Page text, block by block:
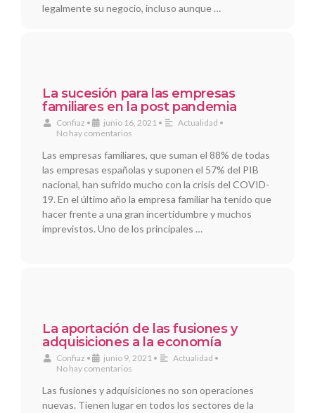
legalmente su negocio, incluso aunque …
La sucesión para las empresas
familiares en la post pandemia
Confiaz • junio 16, 2021 • Actualidad •
No hay comentarios
Las empresas familiares, que suman el 88% de todas
las empresas españolas y suponen el 57% del PIB
nacional, han sufrido mucho con la crisis del COVID-
19. En el último año la empresa familiar ha tenido que
hacer frente a una gran incertidumbre y muchos
imprevistos. Uno de los principales …
La aportación de las fusiones y
adquisiciones a la economía
Confiaz • junio 9, 2021 • Actualidad •
No hay comentarios
Las fusiones y adquisiciones no son operaciones
nuevas. Tienen lugar en todos los sectores de la